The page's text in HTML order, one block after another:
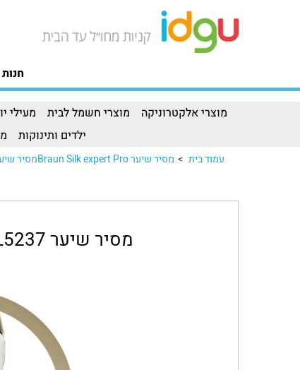
חנות
מוצרי אלקטרוניקה מוצרי חשמל לבית מעילי
ילדים ותינוקות
עמוד בית > מסיר שיער Braun Silk expert Proמסיר שיער Braun Silk expert Pro..
מסיר שיער Braun Silk expert Pro 5 PL5237